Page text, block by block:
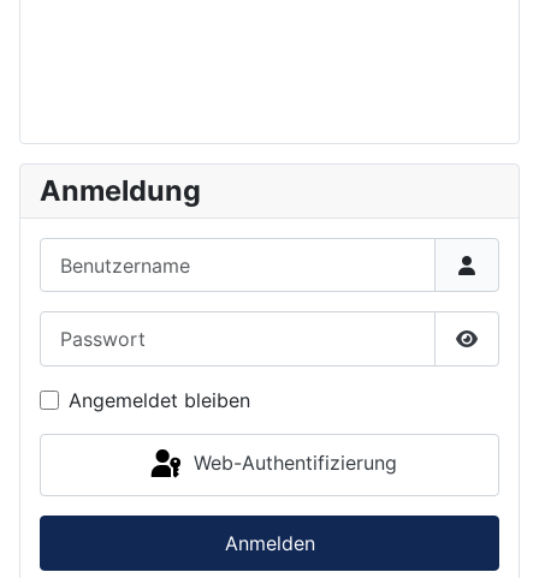
Anmeldung
Angemeldet bleiben
Web-Authentifizierung
Anmelden